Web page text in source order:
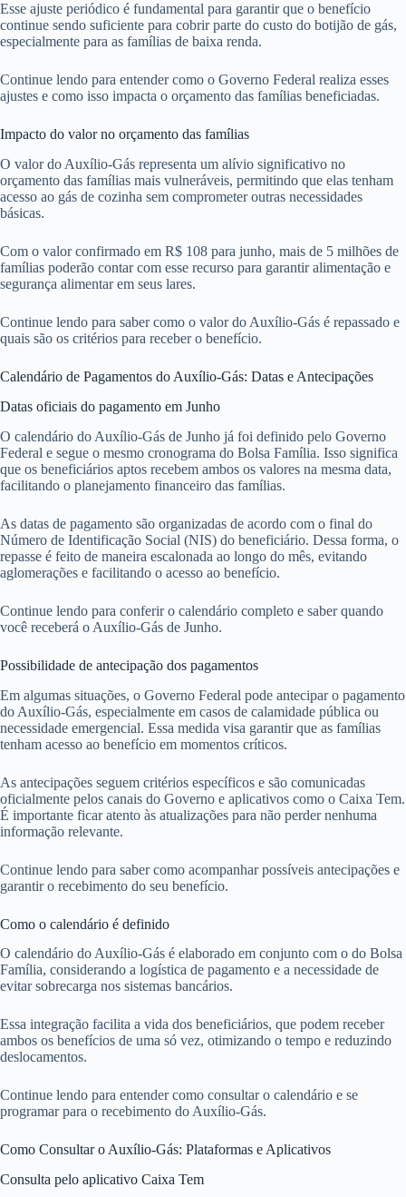
Esse ajuste periódico é fundamental para garantir que o benefício
continue sendo suficiente para cobrir parte do custo do botijão de gás,
especialmente para as famílias de baixa renda.
Continue lendo para entender como o Governo Federal realiza esses
ajustes e como isso impacta o orçamento das famílias beneficiadas.
Impacto do valor no orçamento das famílias
O valor do Auxílio-Gás representa um alívio significativo no
orçamento das famílias mais vulneráveis, permitindo que elas tenham
acesso ao gás de cozinha sem comprometer outras necessidades
básicas.
Com o valor confirmado em R$ 108 para junho, mais de 5 milhões de
famílias poderão contar com esse recurso para garantir alimentação e
segurança alimentar em seus lares.
Continue lendo para saber como o valor do Auxílio-Gás é repassado e
quais são os critérios para receber o benefício.
Calendário de Pagamentos do Auxílio-Gás: Datas e Antecipações
Datas oficiais do pagamento em Junho
O calendário do Auxílio-Gás de Junho já foi definido pelo Governo
Federal e segue o mesmo cronograma do Bolsa Família. Isso significa
que os beneficiários aptos recebem ambos os valores na mesma data,
facilitando o planejamento financeiro das famílias.
As datas de pagamento são organizadas de acordo com o final do
Número de Identificação Social (NIS) do beneficiário. Dessa forma, o
repasse é feito de maneira escalonada ao longo do mês, evitando
aglomerações e facilitando o acesso ao benefício.
Continue lendo para conferir o calendário completo e saber quando
você receberá o Auxílio-Gás de Junho.
Possibilidade de antecipação dos pagamentos
Em algumas situações, o Governo Federal pode antecipar o pagamento
do Auxílio-Gás, especialmente em casos de calamidade pública ou
necessidade emergencial. Essa medida visa garantir que as famílias
tenham acesso ao benefício em momentos críticos.
As antecipações seguem critérios específicos e são comunicadas
oficialmente pelos canais do Governo e aplicativos como o Caixa Tem.
É importante ficar atento às atualizações para não perder nenhuma
informação relevante.
Continue lendo para saber como acompanhar possíveis antecipações e
garantir o recebimento do seu benefício.
Como o calendário é definido
O calendário do Auxílio-Gás é elaborado em conjunto com o do Bolsa
Família, considerando a logística de pagamento e a necessidade de
evitar sobrecarga nos sistemas bancários.
Essa integração facilita a vida dos beneficiários, que podem receber
ambos os benefícios de uma só vez, otimizando o tempo e reduzindo
deslocamentos.
Continue lendo para entender como consultar o calendário e se
programar para o recebimento do Auxílio-Gás.
Como Consultar o Auxílio-Gás: Plataformas e Aplicativos
Consulta pelo aplicativo Caixa Tem